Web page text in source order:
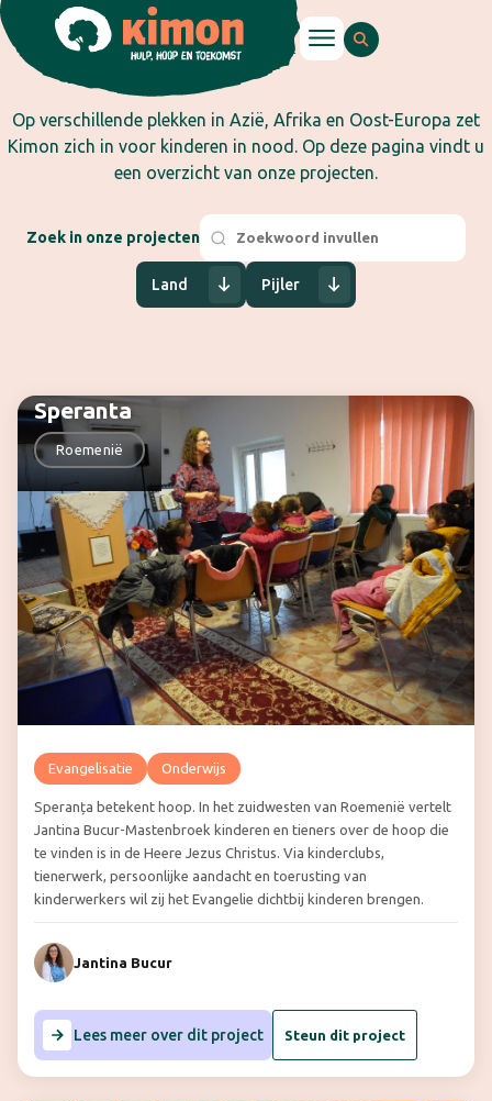
Op verschillende plekken in Azië, Afrika en Oost-Europa zet
Kimon zich in voor kinderen in nood. Op deze pagina vindt u
een overzicht van onze projecten.
Zoek in onze projecten
Land Pijler
Speranta
Roemenië
Evangelisatie Onderwijs
Speranța betekent hoop. In het zuidwesten van Roemenië vertelt
Jantina Bucur-Mastenbroek kinderen en tieners over de hoop die
te vinden is in de Heere Jezus Christus. Via kinderclubs,
tienerwerk, persoonlijke aandacht en toerusting van
kinderwerkers wil zij het Evangelie dichtbij kinderen brengen.
Jantina Bucur
Lees meer over dit project Steun dit project